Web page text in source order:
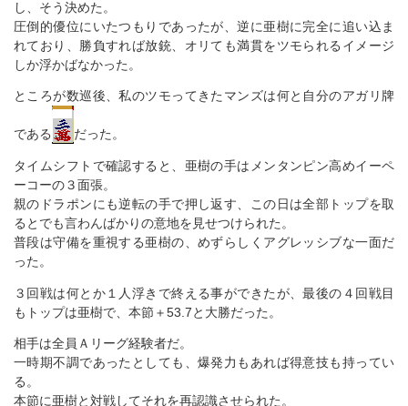
し、そう決めた。
圧倒的優位にいたつもりであったが、逆に亜樹に完全に追い込ま
れており、勝負すれば放銃、オリても満貫をツモられるイメージ
しか浮かばなかった。
ところが数巡後、私のツモってきたマンズは何と自分のアガリ牌
である だった。
タイムシフトで確認すると、亜樹の手はメンタンピン高めイーペ
ーコーの３面張。
親のドラポンにも逆転の手で押し返す、この日は全部トップを取
るとでも言わんばかりの意地を見せつけられた。
普段は守備を重視する亜樹の、めずらしくアグレッシブな一面だ
った。
３回戦は何とか１人浮きで終える事ができたが、最後の４回戦目
もトップは亜樹で、本節＋53.7と大勝だった。
相手は全員Ａリーグ経験者だ。
一時期不調であったとしても、爆発力もあれば得意技も持ってい
る。
本節に亜樹と対戦してそれを再認識させられた。